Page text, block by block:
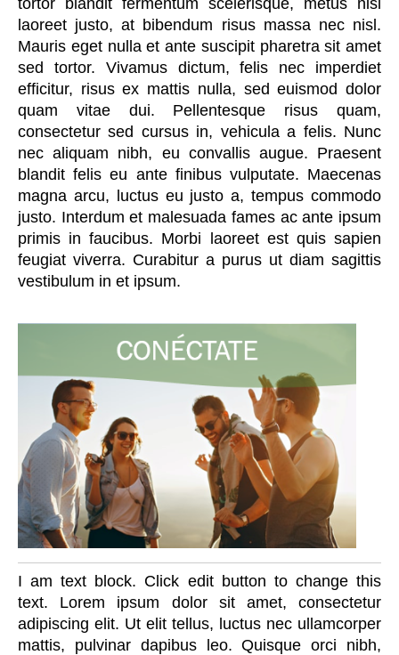
laoreet justo, at bibendum risus massa nec nisl.
Mauris eget nulla et ante suscipit pharetra sit amet
sed tortor. Vivamus dictum, felis nec imperdiet
efficitur, risus ex mattis nulla, sed euismod dolor
quam vitae dui. Pellentesque risus quam,
consectetur sed cursus in, vehicula a felis. Nunc
nec aliquam nibh, eu convallis augue. Praesent
blandit felis eu ante finibus vulputate. Maecenas
magna arcu, luctus eu justo a, tempus commodo
justo. Interdum et malesuada fames ac ante ipsum
primis in faucibus. Morbi laoreet est quis sapien
feugiat viverra. Curabitur a purus ut diam sagittis
vestibulum in et ipsum.
I am text block. Click edit button to change this
text. Lorem ipsum dolor sit amet, consectetur
adipiscing elit. Ut elit tellus, luctus nec ullamcorper
mattis, pulvinar dapibus leo. Quisque orci nibh,